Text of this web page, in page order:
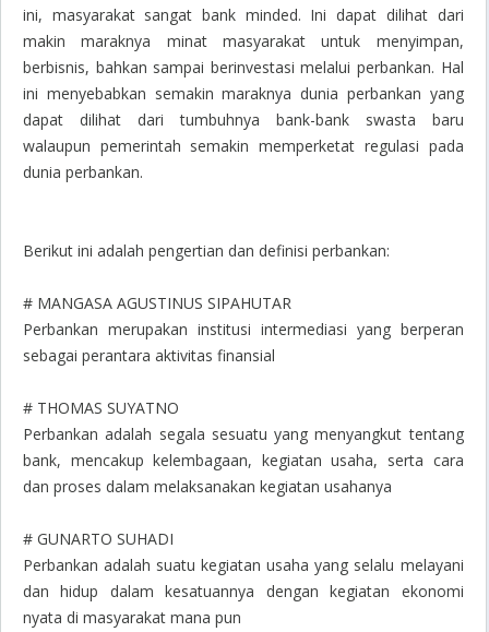
ini, masyarakat sangat bank minded. Ini dapat dilihat dari
makin maraknya minat masyarakat untuk menyimpan,
berbisnis, bahkan sampai berinvestasi melalui perbankan. Hal
ini menyebabkan semakin maraknya dunia perbankan yang
dapat dilihat dari tumbuhnya bank-bank swasta baru
walaupun pemerintah semakin memperketat regulasi pada
dunia perbankan.
Berikut ini adalah pengertian dan definisi perbankan:
# MANGASA AGUSTINUS SIPAHUTAR
Perbankan merupakan institusi intermediasi yang berperan
sebagai perantara aktivitas finansial
# THOMAS SUYATNO
Perbankan adalah segala sesuatu yang menyangkut tentang
bank, mencakup kelembagaan, kegiatan usaha, serta cara
dan proses dalam melaksanakan kegiatan usahanya
# GUNARTO SUHADI
Perbankan adalah suatu kegiatan usaha yang selalu melayani
dan hidup dalam kesatuannya dengan kegiatan ekonomi
nyata di masyarakat mana pun